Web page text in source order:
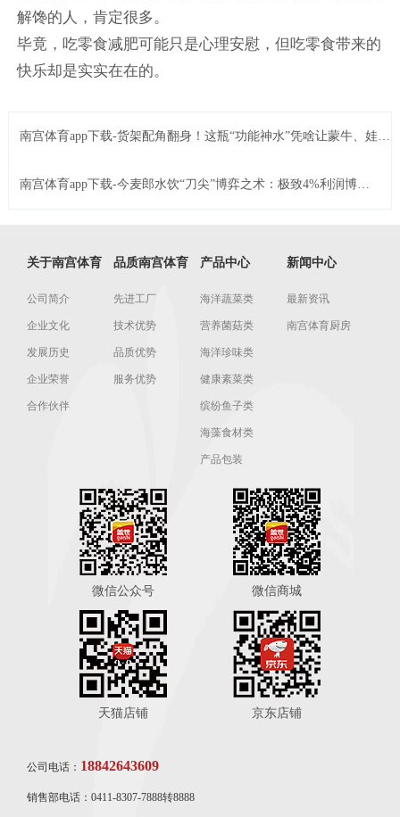
解馋的人，肯定很多。
毕竟，吃零食减肥可能只是心理安慰，但吃零食带来的
快乐却是实实在在的。
南宫体育app下载-货架配角翻身！这瓶“功能神水”凭啥让蒙牛、娃哈
南宫体育app下载-今麦郎水饮“刀尖”博弈之术：极致4%利润博出
关于南宫体育
公司简介
企业文化
发展历史
企业荣誉
合作伙伴
品质南宫体育
先进工厂
技术优势
品质优势
服务优势
产品中心
海洋蔬菜类
营养菌菇类
海洋珍味类
健康素菜类
缤纷鱼子类
海藻食材类
产品包装
新闻中心
最新资讯
南宫体育厨房
微信公众号 微信商城
天猫店铺 京东店铺
公司电话： 18842643609
销售部电话：0411-8307-7888转8888